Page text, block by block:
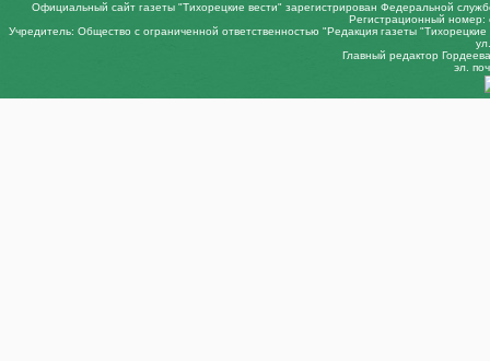
Официальный сайт газеты "Тихорецкие вести" зарегистрирован Федеральной
Регистрационный
Учредитель: Общество с ограниченной ответственностью "Редакция газеты
Главный редактор
эл.